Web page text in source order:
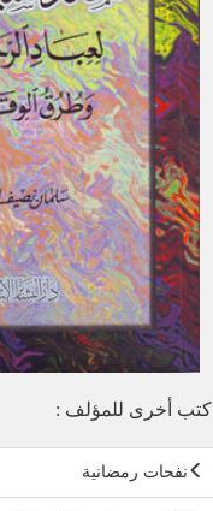
كتب أخرى للمؤلف :
نفحات رمضانية